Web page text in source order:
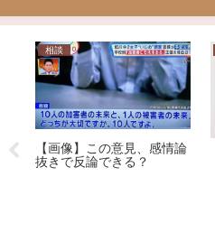
相談
【画像】この意見、感情論
抜きで反論できる？